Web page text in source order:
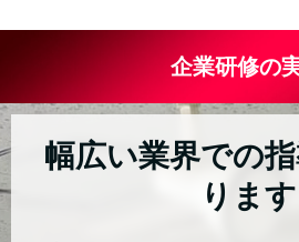
企業研修の
幅広い業界での
ります